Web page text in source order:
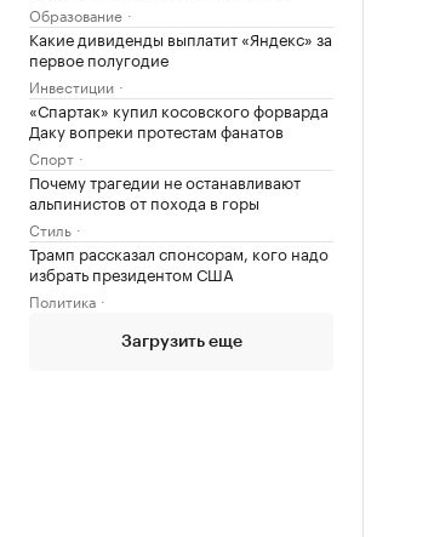
Образование
Какие дивиденды выплатит «Яндекс» за
первое полугодие
Инвестиции
«Спартак» купил косовского форварда
Даку вопреки протестам фанатов
Спорт
Почему трагедии не останавливают
альпинистов от похода в горы
Стиль
Трамп рассказал спонсорам, кого надо
избрать президентом США
Политика
Загрузить еще